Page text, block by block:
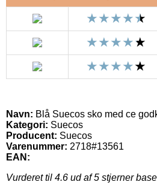
Navn: Blå Suecos sko med ce
Kategori: Suecos
Producent: Suecos
Varenummer: 2718#13561
EAN:
Vurderet til 4.6 ud af 5 stjerner